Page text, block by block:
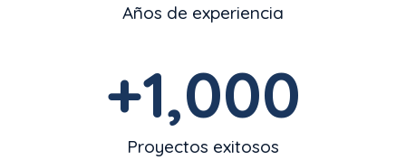
Años de experiencia
Proyectos exitosos
+1,000